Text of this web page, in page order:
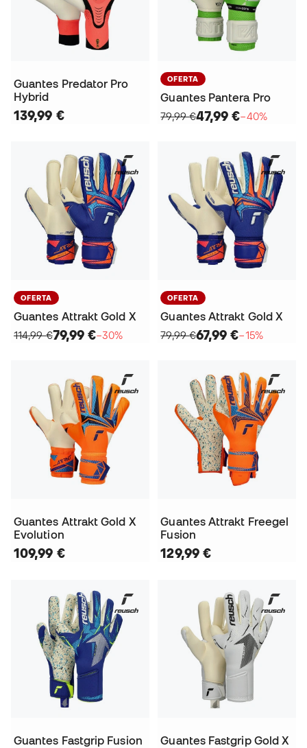
Guantes Predator Pro
Hybrid
139,99 €
OFERTA
Guantes Pantera Pro
79,99 €47,99 €−40%
OFERTA
Guantes Attrakt Gold X
114,99 €79,99 €−30%
OFERTA
Guantes Attrakt Gold X
79,99 €67,99 €−15%
Guantes Attrakt Gold X
Evolution
109,99 €
Guantes Attrakt Freegel
Fusion
129,99 €
Guantes Fastgrip Fusion Guantes Fastgrip Gold X